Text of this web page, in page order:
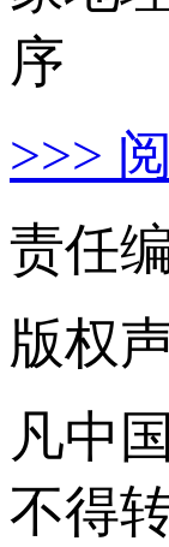
>>>
责任
版权
凡中
不得